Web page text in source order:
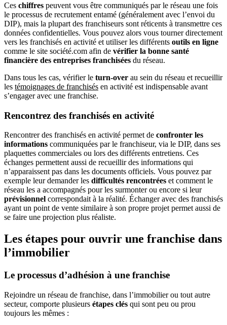
Ces chiffres peuvent vous être communiqués par le réseau une fois
le processus de recrutement entamé (généralement avec l’envoi du
DIP), mais la plupart des franchiseurs sont réticents à transmettre ces
données confidentielles. Vous pouvez alors vous tourner directement
vers les franchisés en activité et utiliser les différents outils en ligne
comme le site société.com afin de vérifier la bonne santé
financière des entreprises franchisées du réseau.
Dans tous les cas, vérifier le turn-over au sein du réseau et recueillir
les témoignages de franchisés en activité est indispensable avant
s’engager avec une franchise.
Rencontrez des franchisés en activité
Rencontrer des franchisés en activité permet de confronter les
informations communiquées par le franchiseur, via le DIP, dans ses
plaquettes commerciales ou lors des différents entretiens. Ces
échanges permettent aussi de recueillir des informations qui
n’apparaissent pas dans les documents officiels. Vous pouvez par
exemple leur demander les difficultés rencontrées et comment le
réseau les a accompagnés pour les surmonter ou encore si leur
prévisionnel correspondait à la réalité. Échanger avec des franchisés
ayant un point de vente similaire à son propre projet permet aussi de
se faire une projection plus réaliste.
Les étapes pour ouvrir une franchise dans
l’immobilier
Le processus d’adhésion à une franchise
Rejoindre un réseau de franchise, dans l’immobilier ou tout autre
secteur, comporte plusieurs étapes clés qui sont peu ou prou
toujours les mêmes :